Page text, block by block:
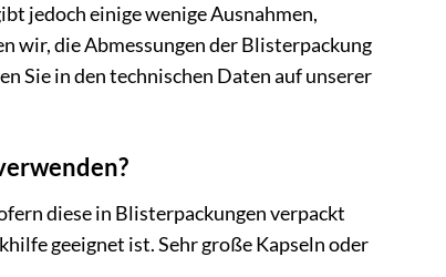
jedoch einige wenige Ausnahmen,
wir, die Abmessungen der Blisterpackung
Sie in den technischen Daten auf unserer
diese in Blisterpackungen verpackt
geeignet ist. Sehr große Kapseln oder